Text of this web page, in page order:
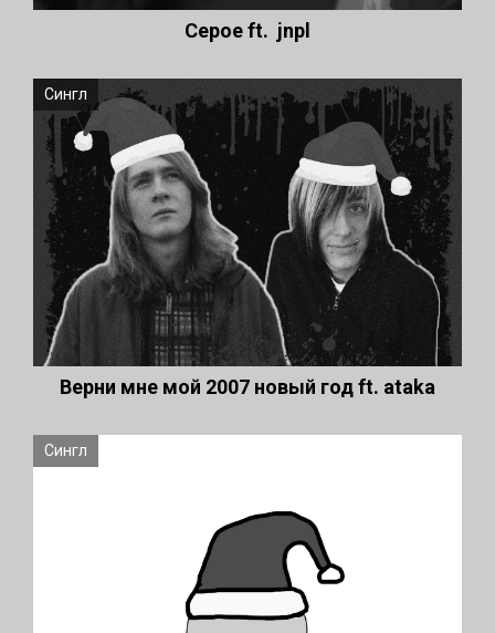
Серое ft. jnpl
Сингл
Верни мне мой 2007 новый год ft. ataka
Сингл